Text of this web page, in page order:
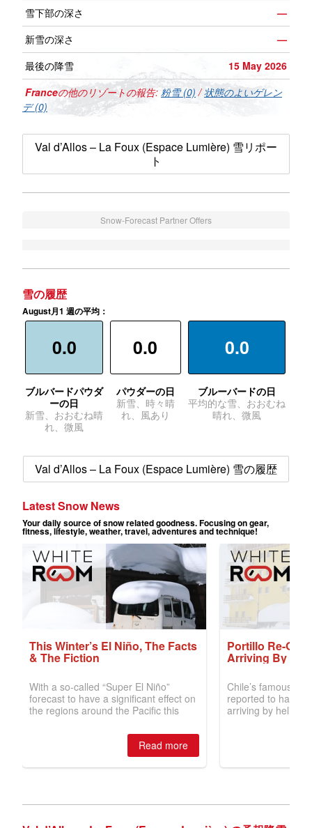
雪下部の深さ
—
新雪の深さ
—
最後の降雪
15 May 2026
Franceの他のリゾートの報告: 粉雪 (0) /状態のよいゲレン
デ (0)
Val d’Allos – La Foux (Espace Lumière) 雪リポー
ト
Snow-Forecast Partner Offers
雪の履歴
August月1 週の平均：
0.0
ブルバードパウダ
ーの日
新雪、おおむね晴
れ、微風
0.0
パウダーの日
新雪、時々晴
れ、風あり
0.0
ブルーバードの日
平均的な雪、おおむね
晴れ、微風
Val d’Allos – La Foux (Espace Lumière) 雪の履歴